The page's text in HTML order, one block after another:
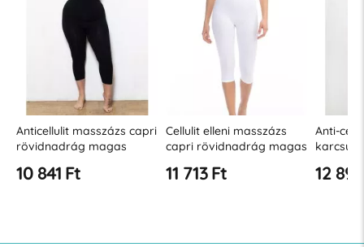
Anticellulit masszázs capri
rövidnadrág magas
&quot;XL&quot; méretben
10 841 Ft
Cellulit elleni masszázs
capri rövidnadrág magas
11 713 Ft
Anti-
12